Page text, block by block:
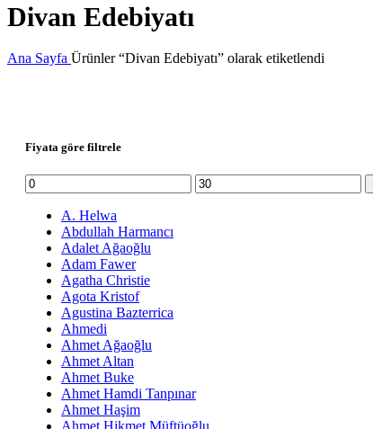
Divan Edebiyatı
Ana Sayfa Ürünler “Divan Edebiyatı” olarak etiketlendi
Fiyata göre filtrele
En
düşük
fiyat
En
yüksek
A. Helwa
Abdullah Harmancı
Adalet Ağaoğlu
Adam Fawer
Agatha Christie
Agota Kristof
Agustina Bazterrica
Ahmedi
Ahmet Ağaoğlu
Ahmet Altan
Ahmet Buke
Ahmet Hamdi Tanpınar
Ahmet Haşim
Ahmet Hikmet Müftüoğlu